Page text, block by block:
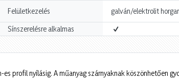
Felületkezelés galván/elektrolit
Sínszerelésre alkalmas
es profil nyílásig. A műanyag szárnyaknak köszönhetően